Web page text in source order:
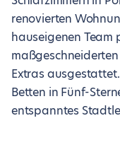
renovierten
hauseigenen
Extras
Betten in Fünf-
entspanntes